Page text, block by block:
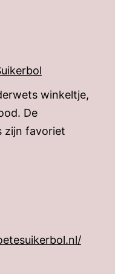
winkeltje,
De
zijn favoriet